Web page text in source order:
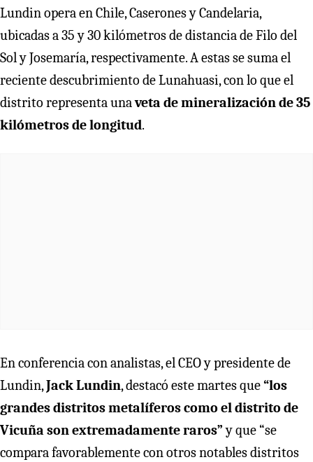
Lundin opera en Chile, Caserones y Candelaria,
ubicadas a 35 y 30 kilómetros de distancia de Filo del
Sol y Josemaría, respectivamente. A estas se suma el
reciente descubrimiento de Lunahuasi, con lo que el
distrito representa unaveta de mineralización de 35
kilómetros de longitud.
En conferencia con analistas, el CEO y presidente de
Lundin,Jack Lundin, destacó este martes que“los
grandes distritos metalíferos como el distrito de
Vicuña son extremadamente raros”y que “se
compara favorablemente con otros notables distritos